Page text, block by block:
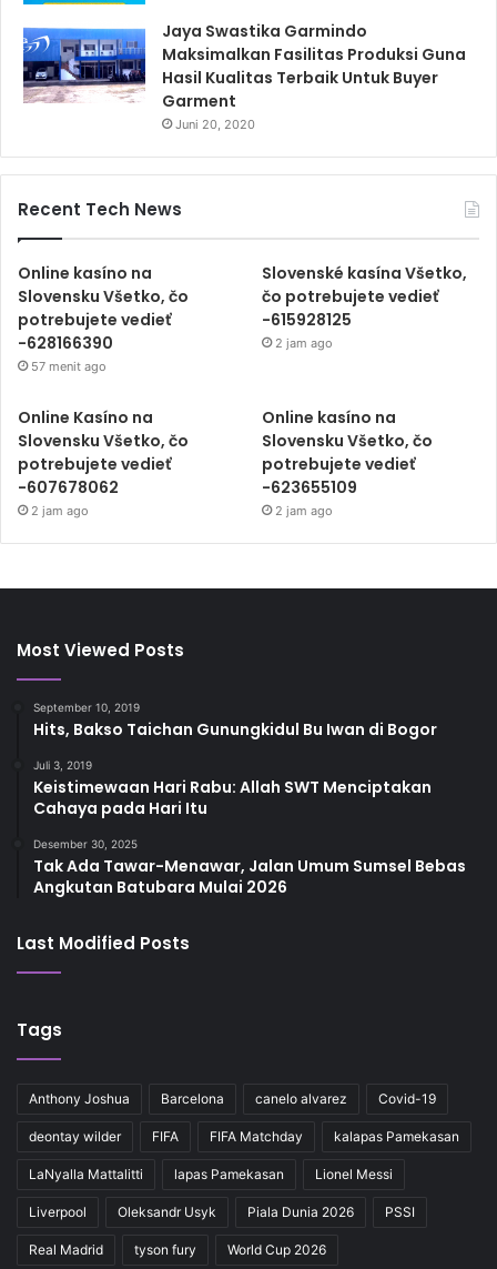
Jaya Swastika Garmindo
Maksimalkan Fasilitas Produksi Guna
Hasil Kualitas Terbaik Untuk Buyer
Garment
Juni 20, 2020
Recent Tech News
Online kasíno na
Slovensku Všetko, čo
potrebujete vedieť
-628166390
57 menit ago
Slovenské kasína Všetko,
čo potrebujete vedieť
-615928125
2 jam ago
Online Kasíno na
Slovensku Všetko, čo
potrebujete vedieť
-607678062
2 jam ago
Online kasíno na
Slovensku Všetko, čo
potrebujete vedieť
-623655109
2 jam ago
Most Viewed Posts
September 10, 2019
Hits, Bakso Taichan Gunungkidul Bu Iwan di Bogor
Juli 3, 2019
Keistimewaan Hari Rabu: Allah SWT Menciptakan
Cahaya pada Hari Itu
Desember 30, 2025
Tak Ada Tawar-Menawar, Jalan Umum Sumsel Bebas
Angkutan Batubara Mulai 2026
Last Modified Posts
Tags
Anthony Joshua Barcelona canelo alvarez Covid-19
deontay wilder FIFA FIFA Matchday kalapas Pamekasan
LaNyalla Mattalitti lapas Pamekasan Lionel Messi
Liverpool Oleksandr Usyk Piala Dunia 2026 PSSI
Real Madrid tyson fury World Cup 2026